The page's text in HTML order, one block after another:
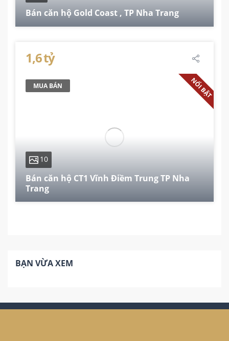
Bán căn hộ Gold Coast , TP Nha Trang
1,6 tỷ
MUA BÁN NỔI BẬT
10
Bán căn hộ CT1 Vĩnh Điềm Trung TP Nha
Trang
BẠN VỪA XEM